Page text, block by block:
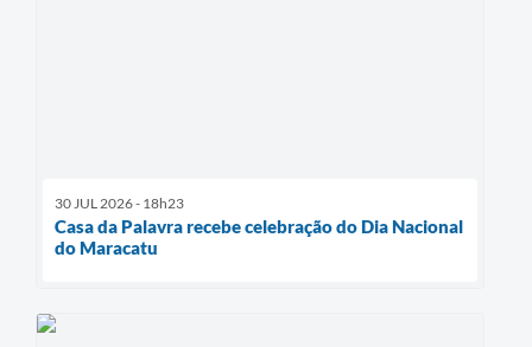
30 JUL 2026 - 18h23
Casa da Palavra recebe celebração do Dia Nacional
do Maracatu